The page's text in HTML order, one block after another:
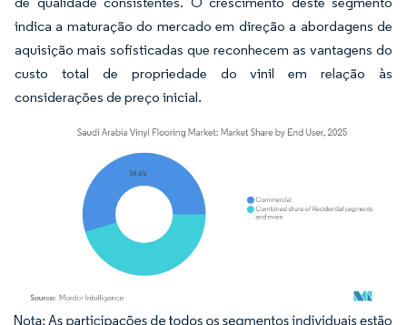
indica a maturação do mercado em direção a abordagens de
aquisição mais sofisticadas que reconhecem as vantagens do
custo total de propriedade do vinil em relação às
considerações de preço inicial.